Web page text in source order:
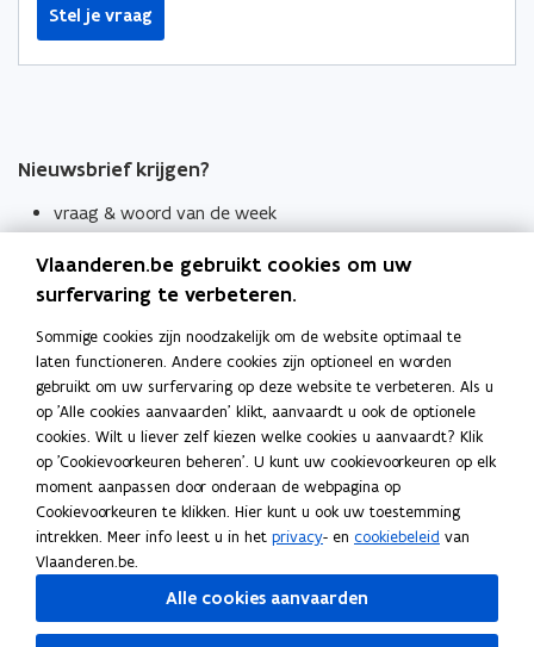
Stel je vraag
Nieuwsbrief krijgen?
vraag & woord van de week
Schrijf je in
Thema's
Taaladviezen
Spellingregels
Tips voor duidelijke taal
Bekijk ook
Spellingtests
Boek- en webwijzer
Vlaanderen.be gebruikt cookies om uw
surfervaring te verbeteren.
Sommige cookies zijn noodzakelijk om de website optimaal te
laten functioneren. Andere cookies zijn optioneel en worden
gebruikt om uw surfervaring op deze website te verbeteren. Als u
op 'Alle cookies aanvaarden' klikt, aanvaardt u ook de optionele
cookies. Wilt u liever zelf kiezen welke cookies u aanvaardt? Klik
op 'Cookievoorkeuren beheren'. U kunt uw cookievoorkeuren op elk
moment aanpassen door onderaan de webpagina op
Cookievoorkeuren te klikken. Hier kunt u ook uw toestemming
intrekken. Meer info leest u in het privacy- en cookiebeleid van
Vlaanderen.be.
Alle cookies aanvaarden